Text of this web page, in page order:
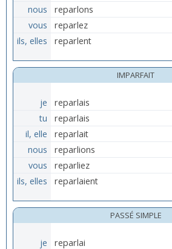
nous
reparlons
vous
reparlez
ils, elles
reparlent
IMPARFAIT
je
reparlais
tu
reparlais
il, elle
reparlait
nous
reparlions
vous
reparliez
ils, elles
reparlaient
PASSÉ SIMPLE
je
reparlai